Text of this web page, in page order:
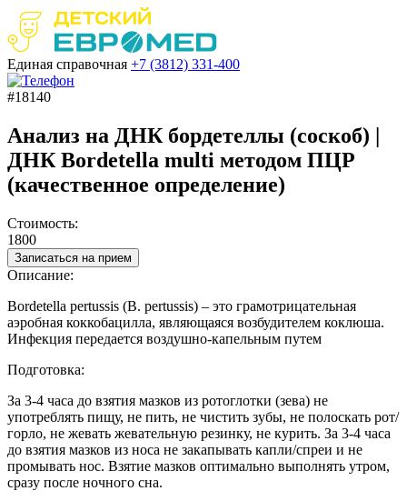
Единая справочная +7 (3812) 331-400
#18140
Анализ на ДНК бордетеллы (соскоб) |
ДНК Bordetella multi методом ПЦР
(качественное определение)
Стоимость:
1800
Записаться на прием
Описание:
Bordetella pertussis (B. pertussis) – это грамотрицательная
аэробная коккобацилла, являющаяся возбудителем коклюша.
Инфекция передается воздушно-капельным путем
Подготовка:
За 3-4 часа до взятия мазков из ротоглотки (зева) не
употреблять пищу, не пить, не чистить зубы, не полоскать рот/
горло, не жевать жевательную резинку, не курить. За 3-4 часа
до взятия мазков из носа не закапывать капли/спреи и не
промывать нос. Взятие мазков оптимально выполнять утром,
сразу после ночного сна.